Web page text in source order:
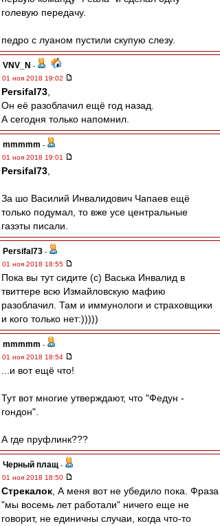
голевую передачу.
педро с луаном пустили скупую слезу.
VNV_N -
01 ноя 2018 19:02
Persifal73
Он её разоблачил ещё год назад.
А сегодня только напомнил.
mmmmm -
01 ноя 2018 19:01
Persifal73
За шо Василий Инвалидович Чапаев ещё
только подумал, то вже усе центральные
газэты писали.
Persifal73 -
01 ноя 2018 18:55
Пока вы тут сидите (с) Васька Инвалид в
твиттере всю Измайловскую мафию
разоблачил. Там и иммунологи и страховщики
и кого только нет:)))))
mmmmm -
01 ноя 2018 18:54
...и вот ещё что!
Тут вот многие утверждают, что "Федун -
гондон".
А где пруфлинк???
Черный плащ -
01 ноя 2018 18:50
Стрекалок , А меня вот не убедило пока. Фраза
"мы восемь лет работали" ничего еще не
говорит, не единичны случаи, когда что-то